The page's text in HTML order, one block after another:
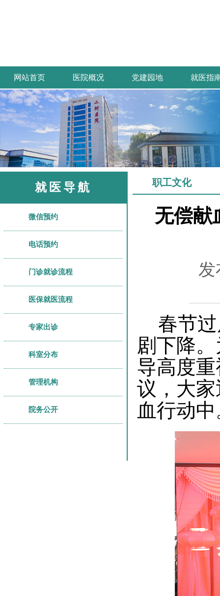
网站首页 医院概况 党建园地 就医指
就医导航
微信预约
电话预约
门诊就诊流程
医保就医流程
专家出诊
科室分布
管理机构
院务公开
职工文化
无偿献
春节
剧下降
导高度
议，大
血行动